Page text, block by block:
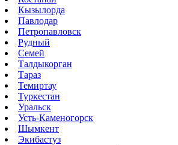
Кызылорда
Павлодар
Петропавловск
Рудный
Семей
Талдыкорган
Тараз
Темиртау
Туркестан
Уральск
Усть-Каменогорск
Шымкент
Экибастуз